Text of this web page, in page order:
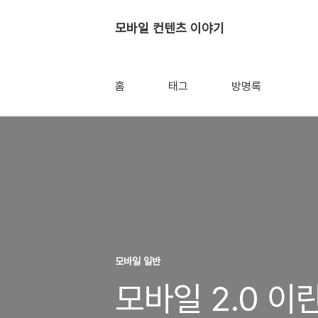
모바일 컨텐츠 이야기
홈 태그 방명록
모바일 일반
모바일 2.0 이